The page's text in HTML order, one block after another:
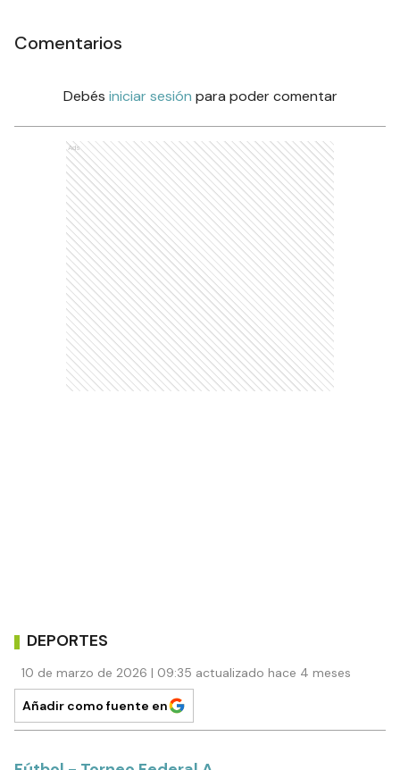
Comentarios
Debés iniciar sesión para poder comentar
Ads
DEPORTES
10 de marzo de 2026 | 09:35 actualizado hace 4 meses
Añadir como fuente en